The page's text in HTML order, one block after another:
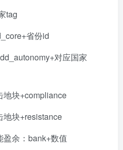
tag
省份id
对应国家
地块+compliance
地块+resistance
余：bank+数值